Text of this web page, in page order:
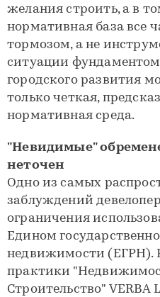
желания строить, а в
нормативная база все
тормозом, а не
ситуации фундаментом
городского развития
только четкая,
нормативная среда.
"Невидимые"
неточен
Одно из самых
заблуждений
ограничения
Едином
недвижимости (ЕГРН).
практики
Строительство" VERBA